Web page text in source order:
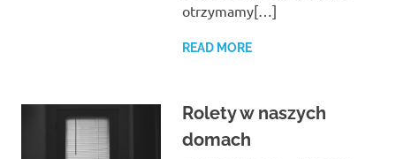
otrzymamy[…]
READ MORE
Rolety w naszych
domach